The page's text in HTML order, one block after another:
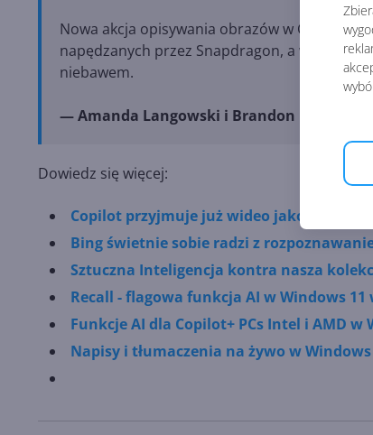
Nowa akcja opisywania obrazów w Click to
napędzanych przez Snapdragon, a wsparcie
niebawem.
— Amanda Langowski i Brandon LeBlanc,
Dowiedz się więcej:
Copilot przyjmuje już wideo jako dane
Bing świetnie sobie radzi z
Sztuczna Inteligencja kontra nasza
Recall - flagowa funkcja AI w Windows
Funkcje AI dla Copilot+ PCs Intel i AMD w
Napisy i tłumaczenia na żywo w Windows